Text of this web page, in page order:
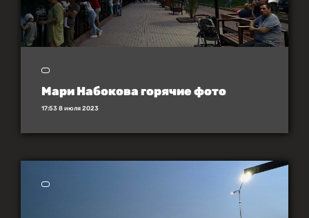
Мари Набокова горячие фото
17:53 8 июля 2023